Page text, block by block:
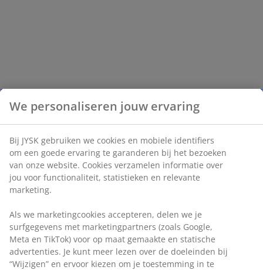
We personaliseren jouw ervaring
Bij JYSK gebruiken we cookies en mobiele identifiers
om een goede ervaring te garanderen bij het bezoeken
van onze website. Cookies verzamelen informatie over
jou voor functionaliteit, statistieken en relevante
marketing.
Als we marketingcookies accepteren, delen we je
surfgegevens met marketingpartners (zoals Google,
Meta en TikTok) voor op maat gemaakte en statische
advertenties. Je kunt meer lezen over de doeleinden bij
“Wijzigen” en ervoor kiezen om je toestemming in te